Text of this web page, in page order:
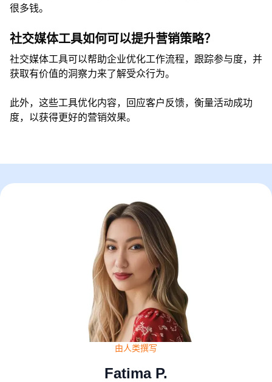
很多钱。
社交媒体工具如何可以提升营销策略？
社交媒体工具可以帮助企业优化工作流程，跟踪参与度，并
获取有价值的洞察力来了解受众行为。
此外，这些工具优化内容，回应客户反馈，衡量活动成功
度，以获得更好的营销效果。
由人类撰写
Fatima P.